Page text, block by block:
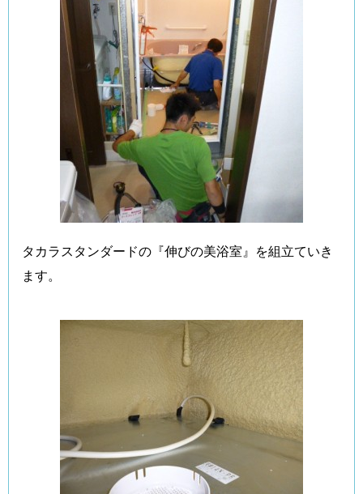
タカラスタンダードの『伸びの美浴室』を組立ていき
ます。